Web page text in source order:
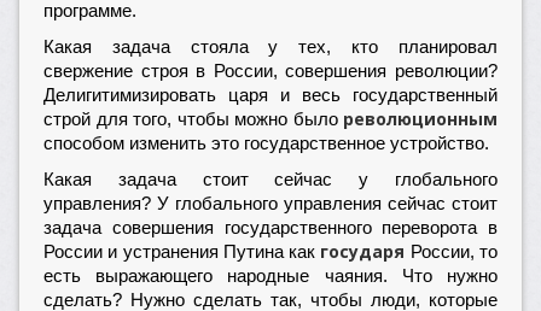
программе.
Какая задача стояла у тех, кто планировал
свержение строя в России, совершения революции?
Делигитимизировать царя и весь государственный
строй для того, чтобы можно было революционным
способом изменить это государственное устройство.
Какая задача стоит сейчас у глобального
управления? У глобального управления сейчас стоит
задача совершения государственного переворота в
России и устранения Путина как государя России, то
есть выражающего народные чаяния. Что нужно
сделать? Нужно сделать так, чтобы люди, которые